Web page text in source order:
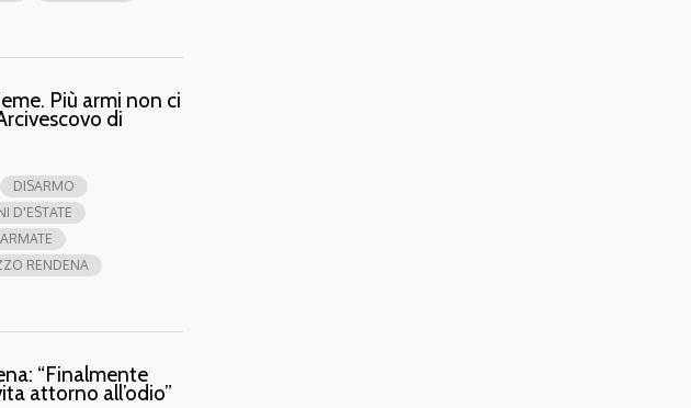
Più armi non ci
di
DISARMO
D'ESTATE
RENDENA
“Finalmente
attorno all’odio”